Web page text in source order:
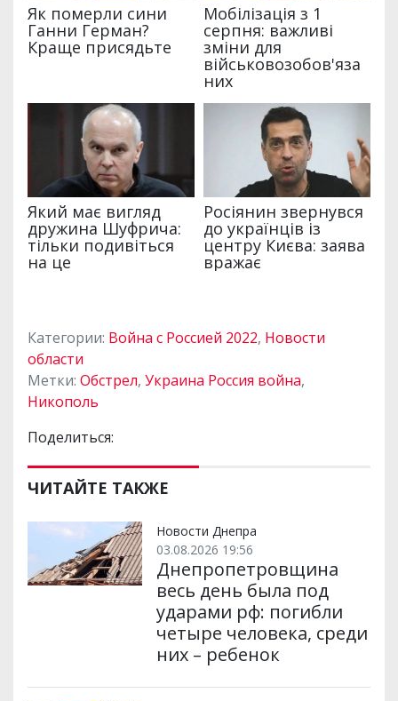
Категории: Война с Россией 2022, Новости
области
Метки: Обстрел, Украина Россия война,
Никополь
Поделиться:
ЧИТАЙТЕ ТАКЖЕ
Новости Днепра
03.08.2026 19:56
Днепропетровщина
весь день была под
ударами рф: погибли
четыре человека, среди
них – ребенок